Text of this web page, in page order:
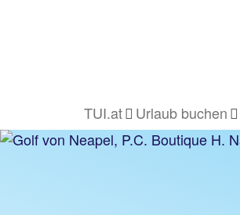
TUI.at Urlaub buchen